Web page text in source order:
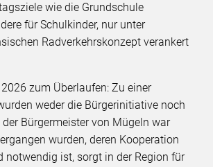
wie die Grundschule
für Schulkinder, nur unter
Radverkehrskonzept verankert
zum Überlaufen: Zu einer
weder die Bürgerinitiative noch
Bürgermeister von Mügeln war
wurden, deren Kooperation
notwendig ist, sorgt in der Region für